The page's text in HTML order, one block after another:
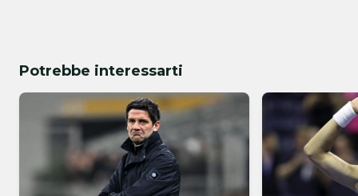
Potrebbe interessarti